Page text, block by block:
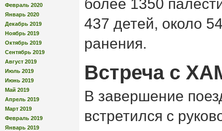
Февраль 2020
Январь 2020
Декабрь 2019
Ноябрь 2019
Октябрь 2019
Сентябрь 2019
Август 2019
Июль 2019
Июнь 2019
Май 2019
Апрель 2019
Март 2019
Февраль 2019
Январь 2019
более 1350
437 детей, около
ранения.
Встреча с
В завершение
встретился с